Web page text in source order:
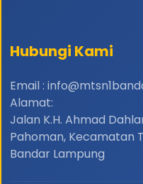
Hubungi Kami
Email :
Alamat:
Jalan K.H. Ahmad
Pahoman, Kecamatan
Bandar Lampung